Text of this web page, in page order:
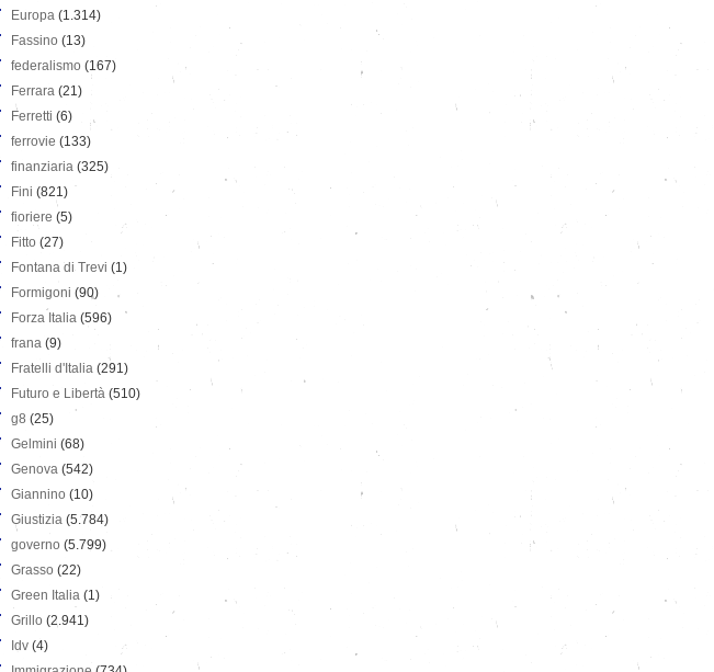
Europa (1.314)
Fassino (13)
federalismo (167)
Ferrara (21)
Ferretti (6)
ferrovie (133)
finanziaria (325)
Fini (821)
fioriere (5)
Fitto (27)
Fontana di Trevi (1)
Formigoni (90)
Forza Italia (596)
frana (9)
Fratelli d'Italia (291)
Futuro e Libertà (510)
g8 (25)
Gelmini (68)
Genova (542)
Giannino (10)
Giustizia (5.784)
governo (5.799)
Grasso (22)
Green Italia (1)
Grillo (2.941)
Idv (4)